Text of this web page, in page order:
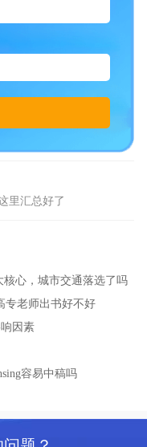
里汇总好了
核心，城市交通落选了吗
专老师出书好不好
因素
容易中稿吗